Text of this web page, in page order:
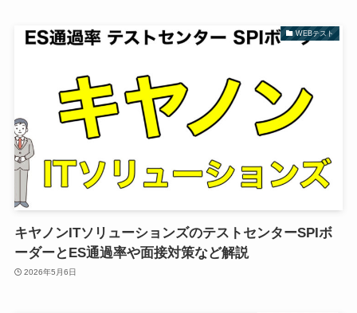
WEBテスト
キヤノンITソリューションズのテストセンターSPIボ
ーダーとES通過率や面接対策など解説
2026年5月6日